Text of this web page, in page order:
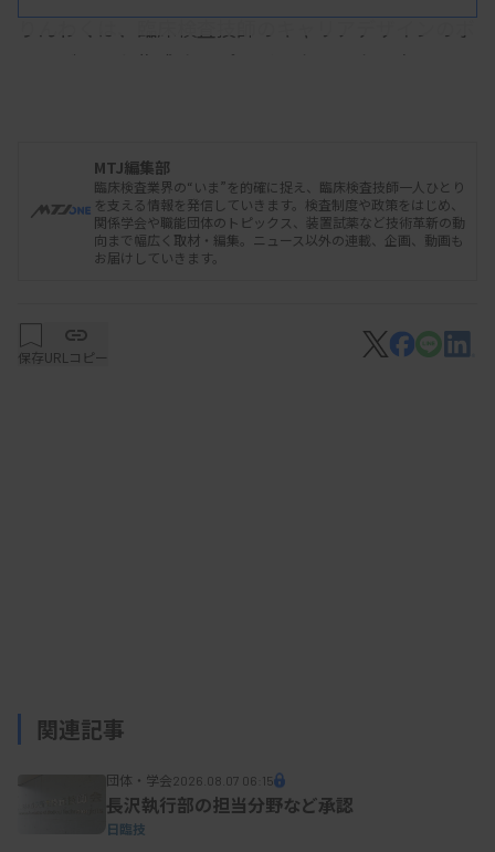
ードゲームを作成するプロジェクトでクラウドファ
デザイン講座を開催する予定。LINE公式アカウン
トで、活動の最新情報などを配信する。
MTJ編集部
臨床検査業界の“いま”を的確に捉え、臨床検査技師一人ひとり
を支える情報を発信していきます。検査制度や政策をはじめ、
関係学会や職能団体のトピックス、装置試薬など技術革新の動
向まで幅広く取材・編集。ニュース以外の連載、企画、動画も
お届けしていきます。
保存URLコピー
関連記事
団体・学会2026.08.07 06:15
長沢執行部の担当分野など承認
日臨技